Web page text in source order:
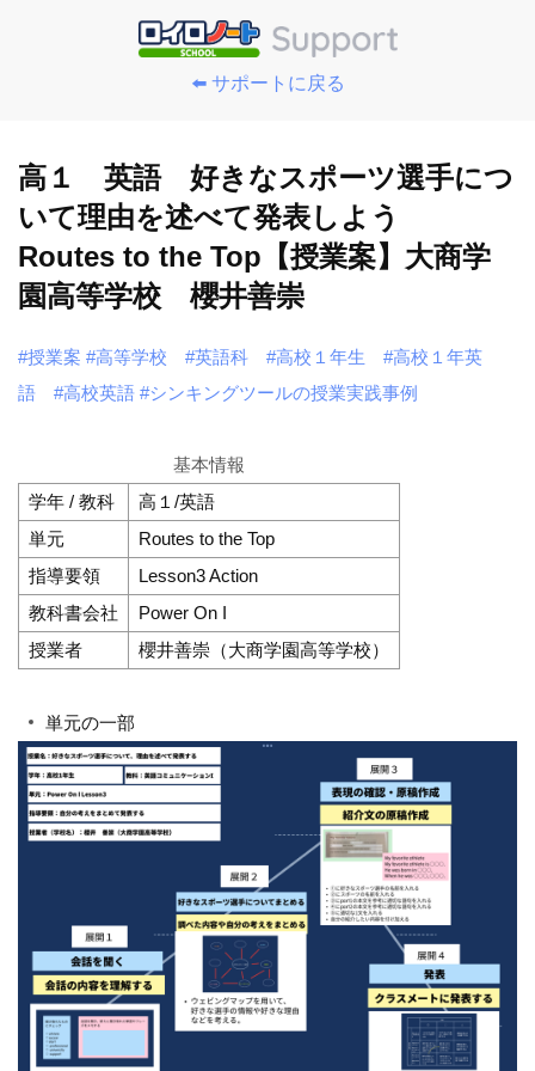
⬅️ サポートに戻る
高１ 英語 好きなスポーツ選手につ
いて理由を述べて発表しよう
Routes to the Top【授業案】大商学
園高等学校 櫻井善崇
#授業案 #高等学校 #英語科 #高校１年生
#高校１年英
語
#高校英語 #シンキングツールの授業実践事例
基本情報
学年 / 教科
高１/英語
単元
Routes to the Top
指導要領
Lesson3 Action
教科書会社
Power On I
授業者
櫻井善崇（大商学園高等学校）
単元の一部